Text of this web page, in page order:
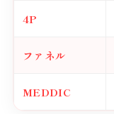
4P
ファネル
MEDDIC